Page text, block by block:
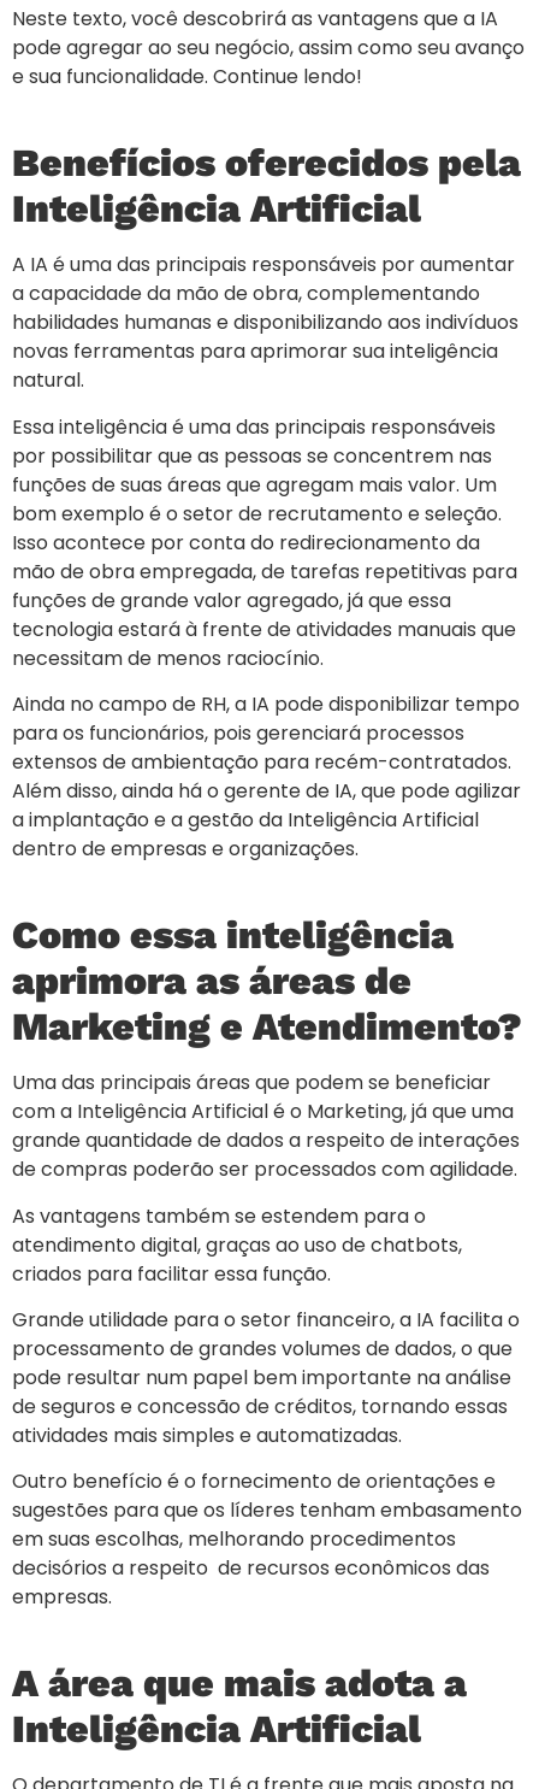
Neste texto, você descobrirá as vantagens que a IA
pode agregar ao seu negócio, assim como seu avanço
e sua funcionalidade. Continue lendo!
Benefícios oferecidos pela
Inteligência Artificial
A IA é uma das principais responsáveis por aumentar
a capacidade da mão de obra, complementando
habilidades humanas e disponibilizando aos indivíduos
novas ferramentas para aprimorar sua inteligência
natural.
Essa inteligência é uma das principais responsáveis
por possibilitar que as pessoas se concentrem nas
funções de suas áreas que agregam mais valor. Um
bom exemplo é o setor de recrutamento e seleção.
Isso acontece por conta do redirecionamento da
mão de obra empregada, de tarefas repetitivas para
funções de grande valor agregado, já que essa
tecnologia estará à frente de atividades manuais que
necessitam de menos raciocínio.
Ainda no campo de RH, a IA pode disponibilizar tempo
para os funcionários, pois gerenciará processos
extensos de ambientação para recém-contratados.
Além disso, ainda há o gerente de IA, que pode agilizar
a implantação e a gestão da Inteligência Artificial
dentro de empresas e organizações.
Como essa inteligência
aprimora as áreas de
Marketing e Atendimento?
Uma das principais áreas que podem se beneficiar
com a Inteligência Artificial é o Marketing, já que uma
grande quantidade de dados a respeito de interações
de compras poderão ser processados com agilidade.
As vantagens também se estendem para o
atendimento digital, graças ao uso de chatbots,
criados para facilitar essa função.
Grande utilidade para o setor financeiro, a IA facilita o
processamento de grandes volumes de dados, o que
pode resultar num papel bem importante na análise
de seguros e concessão de créditos, tornando essas
atividades mais simples e automatizadas.
Outro benefício é o fornecimento de orientações e
sugestões para que os líderes tenham embasamento
em suas escolhas, melhorando procedimentos
decisórios a respeito de recursos econômicos das
empresas.
A área que mais adota a
Inteligência Artificial